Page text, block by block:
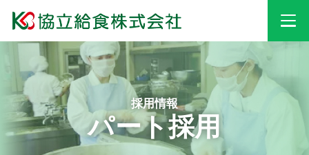
事業情報
安心・安全への取り組み
採用情報
パート採用